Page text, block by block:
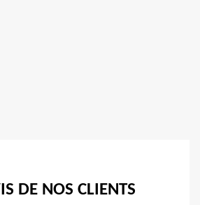
DE NOS CLIENTS